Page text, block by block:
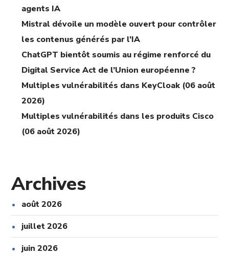
agents IA
Mistral dévoile un modèle ouvert pour contrôler
les contenus générés par l’IA
ChatGPT bientôt soumis au régime renforcé du
Digital Service Act de l’Union européenne ?
Multiples vulnérabilités dans KeyCloak (06 août
2026)
Multiples vulnérabilités dans les produits Cisco
(06 août 2026)
Archives
août 2026
juillet 2026
juin 2026